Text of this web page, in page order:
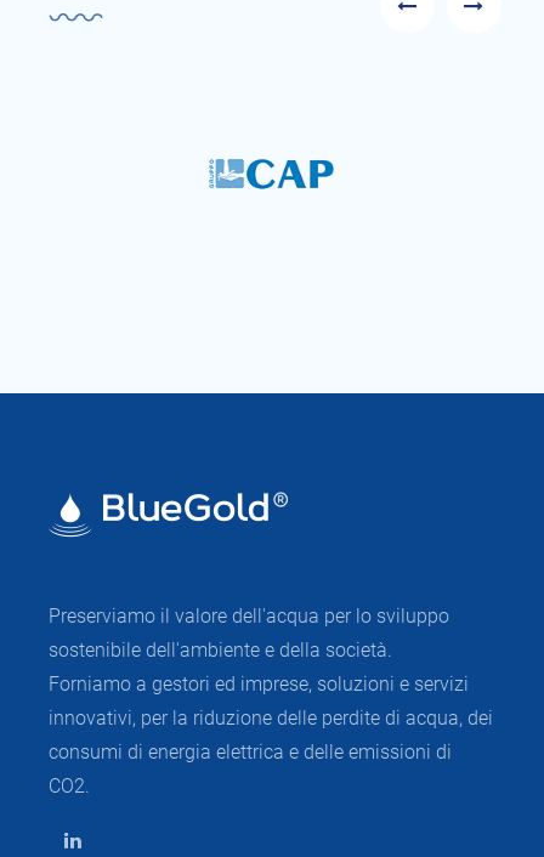
Preserviamo il valore dell'acqua per lo sviluppo
sostenibile dell'ambiente e della società.
Forniamo a gestori ed imprese, soluzioni e servizi
innovativi, per la riduzione delle perdite di acqua, dei
consumi di energia elettrica e delle emissioni di
CO2.